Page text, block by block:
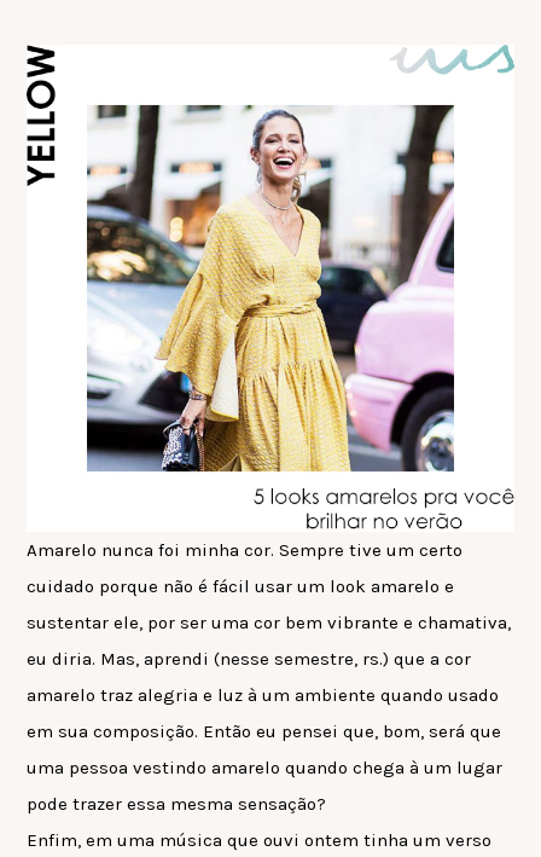
Amarelo nunca foi minha cor. Sempre tive um certo
cuidado porque não é fácil usar um look amarelo e
sustentar ele, por ser uma cor bem vibrante e chamativa,
eu diria. Mas, aprendi (nesse semestre, rs.) que a cor
amarelo traz alegria e luz à um ambiente quando usado
em sua composição. Então eu pensei que, bom, será que
uma pessoa vestindo amarelo quando chega à um lugar
pode trazer essa mesma sensação?
Enfim, em uma música que ouvi ontem tinha um verso